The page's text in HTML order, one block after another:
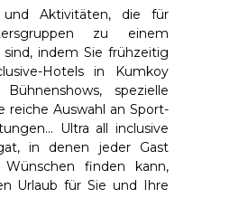
und Aktivitäten, die für
zu einem
indem Sie frühzeitig
Hotels in Kumkoy
spezielle
reiche Auswahl an Sport-
Ultra all inclusive
in denen jeder Gast
finden kann,
Urlaub für Sie und Ihre